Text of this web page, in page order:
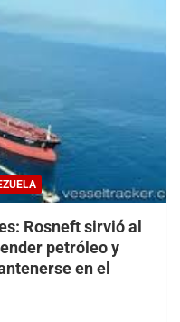
Rosneft sirvió al
petróleo y
en el